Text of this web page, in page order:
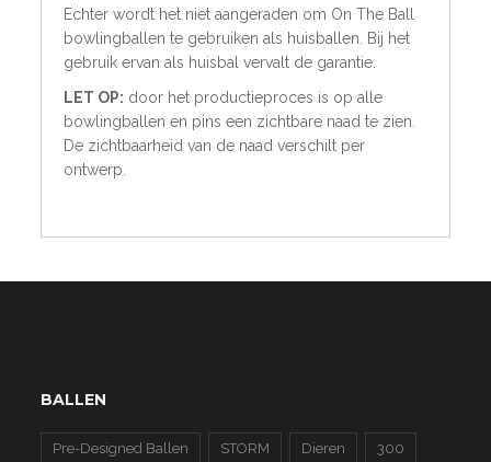
Echter wordt het niet aangeraden om On The Ball
bowlingballen te gebruiken als huisballen. Bij het
gebruik ervan als huisbal vervalt de garantie.
LET OP: door het productieproces is op alle
bowlingballen en pins een zichtbare naad te zien.
De zichtbaarheid van de naad verschilt per
ontwerp.
BALLEN
Pre-Designed Ballen STORM Dieren 300